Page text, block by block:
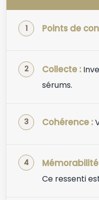
Points de
Collecte :
sérums.
Cohérence :
Ce ressenti